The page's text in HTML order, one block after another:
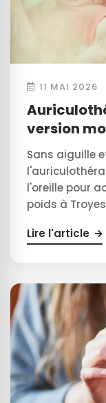
11 MAI 2026
version
Sans aiguille
l'oreille pour
poids à
Lire l'article